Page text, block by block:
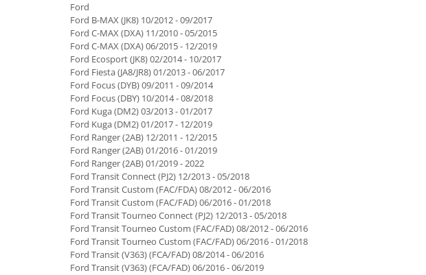
Ford
Ford B-MAX (JK8) 10/2012 - 09/2017
Ford C-MAX (DXA) 11/2010 - 05/2015
Ford C-MAX (DXA) 06/2015 - 12/2019
Ford Ecosport (JK8) 02/2014 - 10/2017
Ford Fiesta (JA8/JR8) 01/2013 - 06/2017
Ford Focus (DYB) 09/2011 - 09/2014
Ford Focus (DBY) 10/2014 - 08/2018
Ford Kuga (DM2) 03/2013 - 01/2017
Ford Kuga (DM2) 01/2017 - 12/2019
Ford Ranger (2AB) 12/2011 - 12/2015
Ford Ranger (2AB) 01/2016 - 01/2019
Ford Ranger (2AB) 01/2019 - 2022
Ford Transit Connect (PJ2) 12/2013 - 05/2018
Ford Transit Custom (FAC/FDA) 08/2012 - 06/2016
Ford Transit Custom (FAC/FAD) 06/2016 - 01/2018
Ford Transit Tourneo Connect (PJ2) 12/2013 - 05/2018
Ford Transit Tourneo Custom (FAC/FAD) 08/2012 - 06/2016
Ford Transit Tourneo Custom (FAC/FAD) 06/2016 - 01/2018
Ford Transit (V363) (FCA/FAD) 08/2014 - 06/2016
Ford Transit (V363) (FCA/FAD) 06/2016 - 06/2019